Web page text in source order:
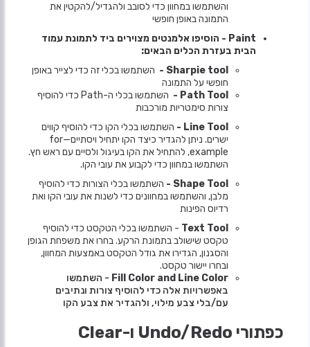
והשתמשו במחוון כדי לסובב ולהגדיל/להקטין את
התמונה באופן חופשי
Paint - הוסיפו אלמנטים מצוירים ביד לתמונת עמוד
הבית בעזרת הכלים הבאים:
Sharpie tool -
השתמשו בכלי זה כדי לצייר באופן
חופשי על התמונה
Path Tool -
השתמשו בכלי ה-Path כדי להוסיף
צורות סימטריות מורכבות
Line Tool -
השתמשו בכלי הקו כדי להוסיף קווים
ישרים. ניתן להגדיר כיצד הקו יתחיל ויסתיים—for
example, להתחיל את הקו בעיגול ולסיים עם ראש חץ.
השתמשו במחוון כדי לקבוע את עובי הקו.
Shape Tool -
השתמשו בכלי הצורות כדי להוסיף
מלבן, והשתמשו במחוונים כדי לשנות את עובי הקו ואת
רדיוס הפינות
Text Tool - השתמשו בכלי הטקסט כדי להוסיף
טקסט שישולב בתמונת הרקע. בחרו את משפחת הגופן
והסגנון, הגדירו את גודל הטקסט באמצעות המחוון,
ובחרו יישור טקסט.
Fill Color and Line Color - השתמשו
באפשרויות אלה כדי להוסיף צורות ונתיבים
עם/בלי צבע מילוי, ולהגדיר את צבע הקו
כפתורי Undo/Redo ו-Clear